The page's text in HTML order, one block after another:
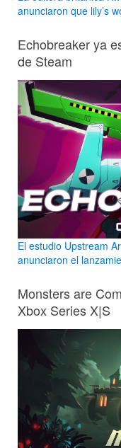
anunciaron que lily’s
Echobreaker ya
de Steam
El estudio Upstream
anunciaron el
Monsters are
Xbox Series X|S